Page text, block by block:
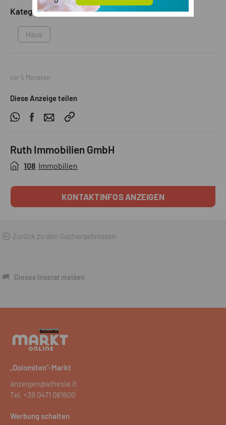
Kategorie
Haus
vor 5 Monaten
Diese Anzeige teilen
Ruth Immobilien GmbH
108 Immobilien
KONTAKTINFOS ANZEIGEN
Zurück zu den Suchergebnissen
Dieses Inserat melden
„Dolomiten“-Markt
anzeigen@athesia.it
Tel. +39 0471 081600
Werbung schalten